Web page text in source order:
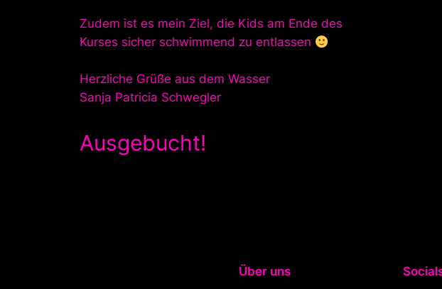
Zudem ist es mein Ziel, die Kids am Ende des
Kurses sicher schwimmend zu entlassen
Herzliche Grüße aus dem Wasser
Sanja Patricia Schwegler
Ausgebucht!
Über uns